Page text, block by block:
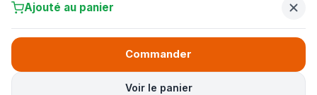
Ajouté au panier
Voir le panier
Commander